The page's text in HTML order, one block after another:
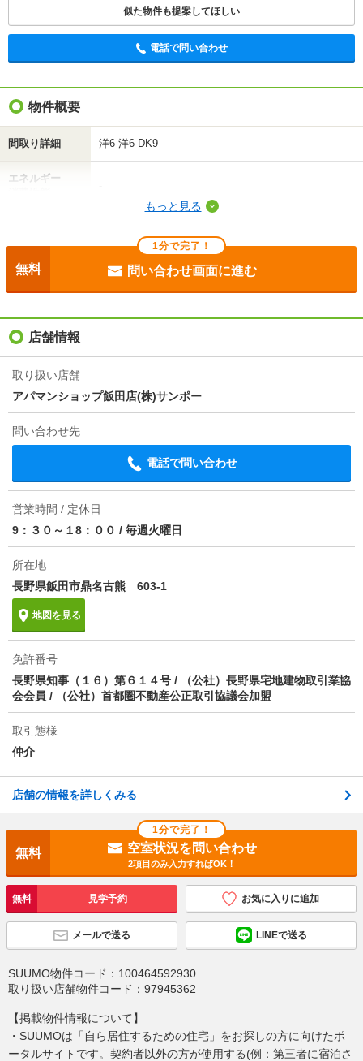
似た物件も提案してほしい
電話で問い合わせ
物件概要
間取り詳細 洋6 洋6 DK9
エネルギー
目安光熱費
入居
損保 要
保証会社
証料１０，０００円（１年毎）
ほか初期費用
（課税対象）／消臭・除菌施工（課税対象）／２４時
間安心サポート（課税対象）／ＥＤロックセットアッ
プ料（課税対象）等）
その他諸費用 -
情報更新日
物件備考
●6/.28退去予定。●区費等別途請求有。●写真は別のお
部屋の物です。 保証会社:ジェイリース株式会社
もっと見る
1分で完了！
無料 問い合わせ画面に進む
店舗情報
取り扱い店舗
アパマンショップ飯田店(株)サンポー
問い合わせ先
電話で問い合わせ
営業時間 / 定休日
9：３０～１8：００ / 毎週火曜日
所在地
長野県飯田市鼎名古熊 603-1
地図を見る
免許番号
長野県知事（１６）第６１４号 / （公社）長野県宅地建物取引業協
会会員 / （公社）首都圏不動産公正取引協議会加盟
取引態様
仲介
店舗の情報を詳しくみる
1分で完了！
無料 空室状況を問い合わせ
2項目のみ入力すればOK！
無料 見学予約 お気に入りに追加
メールで送る LINEで送る
SUUMO物件コード： 100464592930
取り扱い店舗物件コード： 97945362
【掲載物件情報について】
・SUUMOは「自ら居住するための住宅」をお探しの方に向けたポ
ータルサイトです。契約者以外の方が使用する(例：第三者に宿泊さ